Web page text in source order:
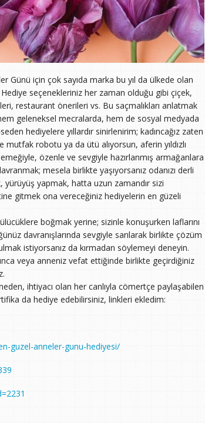
Günü için çok sayıda marka bu yıl da ülkede olan
seçenekleriniz her zaman olduğu gibi çiçek,
restaurant önerileri vs. Bu saçmalıkları anlatmak
geleneksel mecralarda, hem de sosyal medyada
hediyelere yıllardır sinirlenirim; kadıncağız zaten
robotu ya da ütü alıyorsun, aferin yıldızlı
özenle ve sevgiyle hazırlanmış armağanlara
mesela birlikte yaşıyorsanız odanızı derli
yapmak, hatta uzun zamandır sizi
gitmek ona vereceğiniz hediyelerin en güzeli
boğmak yerine; sizinle konuşurken laflarını
davranışlarında sevgiyle sarılarak birlikte çözüm
istiyorsanız da kırmadan söylemeyi deneyin.
veya anneniz vefat ettiğinde birlikte geçirdiğiniz
ihtiyacı olan her canlıyla cömertçe paylaşabilen
da hediye edebilirsiniz, linkleri ekledim:
guzel-anneler-gunu-hediyesi/